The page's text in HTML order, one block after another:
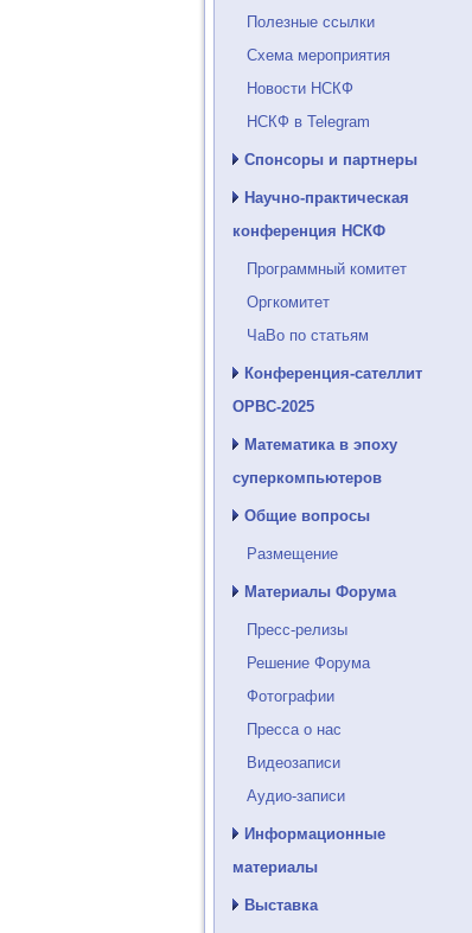
Полезные ссылки
Схема мероприятия
Новости НСКФ
НСКФ в Telegram
Спонсоры и партнеры
Научно-практическая
конференция НСКФ
Программный комитет
Оргкомитет
ЧаВо по статьям
Конференция-сателлит
ОРВС-2025
Математика в эпоху
суперкомпьютеров
Общие вопросы
Размещение
Материалы Форума
Пресс-релизы
Решение Форума
Фотографии
Пресса о нас
Видеозаписи
Аудио-записи
Информационные
материалы
Выставка